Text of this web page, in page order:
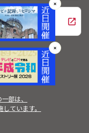
LINE open_in_new
部は、
ています。
✕
✕